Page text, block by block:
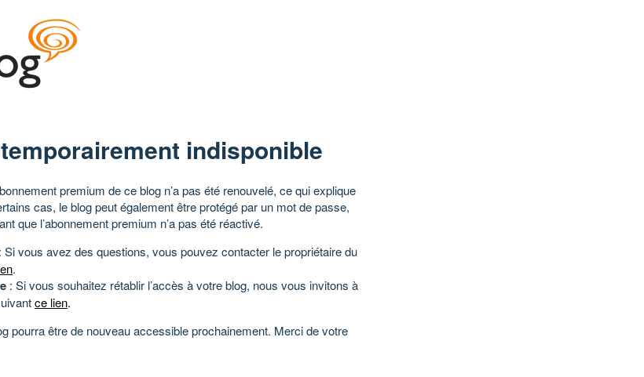
indisponible
premium de ce blog n’a pas été renouvelé, ce qui explique
cas, le blog peut également être protégé par un mot de passe,
que l’abonnement premium n’a pas été réactivé.
: Si vous avez des questions, vous pouvez contacter le propriétaire du
.
: Si vous souhaitez rétablir l’accès à votre blog, nous vous invitons à
ce lien.
pourra être de nouveau accessible prochainement. Merci de votre